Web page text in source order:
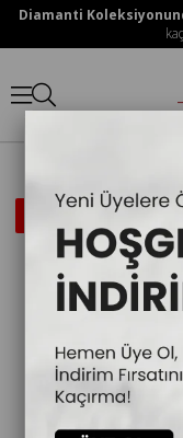
Diamanti
İNDIRIMLI